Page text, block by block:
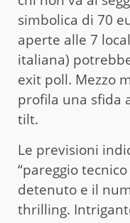
simbolica di 70
aperte alle 7
italiana)
exit poll. Mezzo
profila una sfida
tilt.
Le previsioni
“pareggio
detenuto e il
thrilling.